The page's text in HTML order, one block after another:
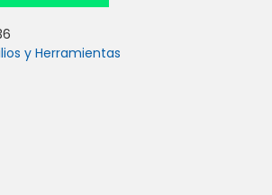
y Herramientas